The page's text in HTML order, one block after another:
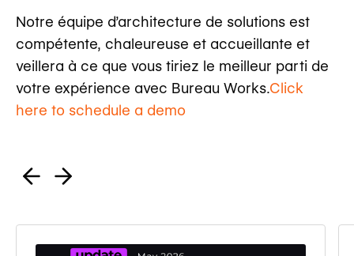
Notre équipe d’architecture de solutions est
compétente, chaleureuse et accueillante et
veillera à ce que vous tiriez le meilleur parti de
votre expérience avec Bureau Works.Click
here to schedule a demo